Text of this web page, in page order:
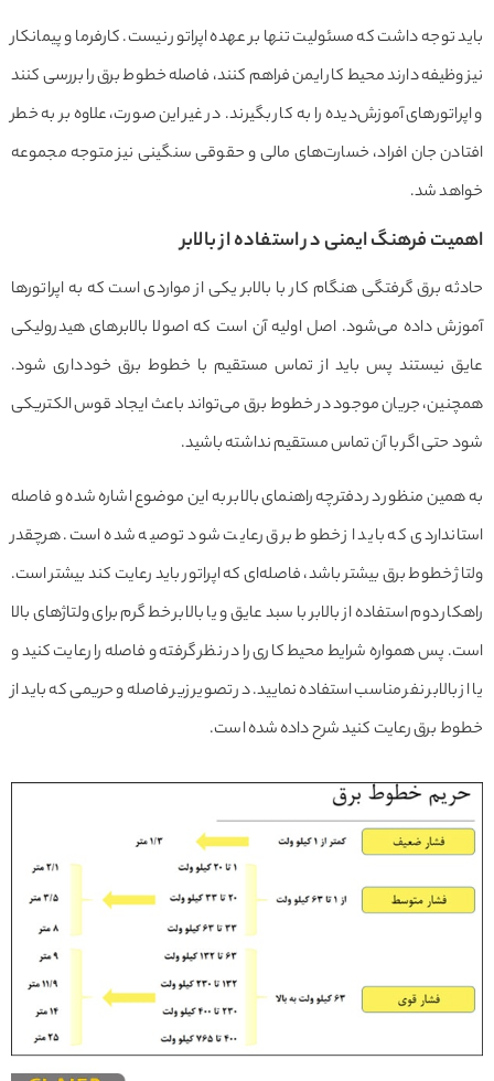
باید توجه داشت که مسئولیت تنها بر عهده اپراتور نیست. کارفرما و پیمانکار
نیز وظیفه دارند محیط کار ایمن فراهم کنند، فاصله خطوط برق را بررسی کنند
و اپراتورهای آموزش‌دیده را به کار بگیرند. در غیر این صورت، علاوه بر به خطر
افتادن جان افراد، خسارت‌های مالی و حقوقی سنگینی نیز متوجه مجموعه
خواهد شد.
اهمیت فرهنگ ایمنی در استفاده از بالابر
حادثه برق گرفتگی هنگام کار با بالابر یکی از مواردی است که به اپراتورها
آموزش داده می‌شود. اصل اولیه آن است که اصولا بالابرهای هیدرولیکی
عایق نیستند پس باید از تماس مستقیم با خطوط برق خودداری شود.
همچنین، جریان موجود در خطوط برق می‌تواند باعث ایجاد قوس الکتریکی
شود حتی اگر با آن تماس مستقیم نداشته باشید.
به همین منظور در دفترچه راهنمای بالابر به این موضوع اشاره شده و فاصله
استانداردی که باید از خطوط برق رعایت شود توصیه شده است. هرچقدر
ولتاژ خطوط برق بیشتر باشد، فاصله‌ای که اپراتور باید رعایت کند بیشتر است.
راهکار دوم استفاده از بالابر با سبد عایق و یا بالابر خط گرم برای ولتاژهای بالا
است. پس همواره شرایط محیط کاری را در نظر گرفته و فاصله را رعایت کنید و
یا از بالابر نفر مناسب استفاده نمایید. در تصویر زیر فاصله و حریمی که باید از
خطوط برق رعایت کنید شرح داده شده است.